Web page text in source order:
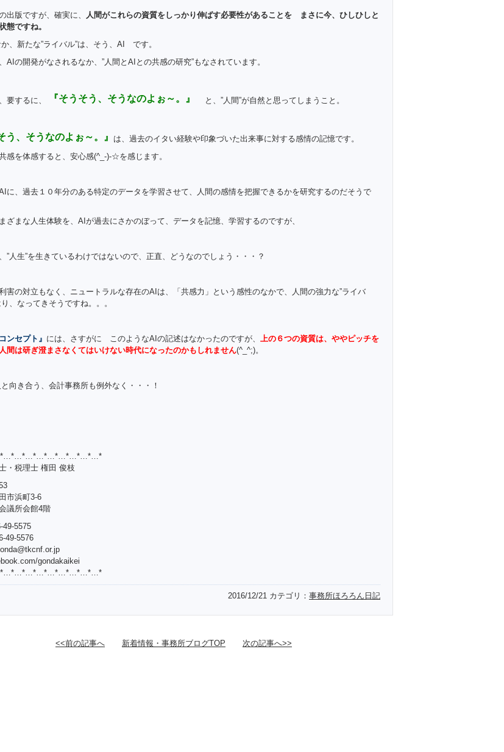
出版ですが、確実に、 人間がこれらの資質をしっかり伸ばす必要性があることを まさに今、ひしひしと
態ですね。
、新たな”ライバル”は、そう、AI です。
AIの開発がなされるなか、”人間とAIとの共感の研究”もなされています。
要するに、 『そうそう、そうなのよぉ～。』 と、”人間”が自然と思ってしまうこと。
う、そうなのよぉ～。』
は、過去のイタい経験や印象づいた出来事に対する感情の記憶です。
感を体感すると、安心感(^_-)-☆を感じます。
に、過去１０年分のある特定のデータを学習させて、人間の感情を把握できるかを研究するのだそうで
ざまな人生体験を、AIが過去にさかのぼって、データを記憶、学習するのですが、
”人生”を生きているわけではないので、正直、どうなのでしょう・・・？
害の対立もなく、ニュートラルな存在のAIは、「共感力」という感性のなかで、人間の強力な”ライバ
、なってきそうですね。。。
ンセプト』 には、さすがに このようなAIの記述はなかったのですが、 上の６つの資質は、ややピッチを
間は研ぎ澄まさなくてはいけない時代になったのかもしれません(^_^;)。
向き合う、会計事務所も例外なく・・・！
・税理士 権田 俊枝
市浜町3-6
議所会館4階
49-5575
49-5576
gondakaikei
2016/12/21 カテゴリ： 事務所ほろろん日記
<<前の記事へ 新着情報・事務所ブログTOP 次の記事へ>>